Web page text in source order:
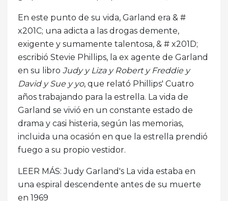
En este punto de su vida, Garland era & #
x201C; una adicta a las drogas demente,
exigente y sumamente talentosa, & # x201D;
escribió Stevie Phillips, la ex agente de Garland
en su libro Judy y Liza y Robert y Freddie y
David y Sue y yo, que relató Phillips' Cuatro
años trabajando para la estrella. La vida de
Garland se vivió en un constante estado de
drama y casi histeria, según las memorias,
incluida una ocasión en que la estrella prendió
fuego a su propio vestidor.
LEER MÁS: Judy Garland's La vida estaba en
una espiral descendente antes de su muerte
en 1969